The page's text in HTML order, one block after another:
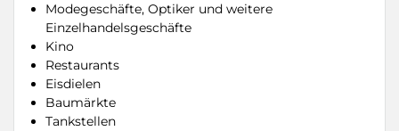
Modegeschäfte, Optiker und weitere
Einzelhandelsgeschäfte
Kino
Restaurants
Eisdielen
Baumärkte
Tankstellen